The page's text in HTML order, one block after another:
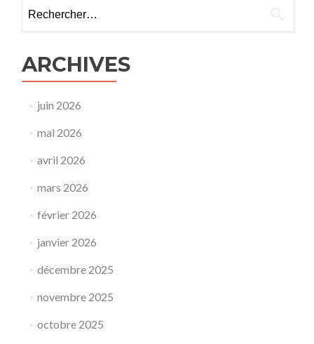
ARCHIVES
juin 2026
mai 2026
avril 2026
mars 2026
février 2026
janvier 2026
décembre 2025
novembre 2025
octobre 2025